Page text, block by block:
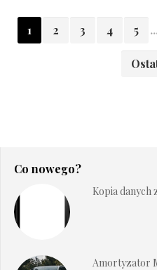
1 2 3 4 5
Co nowego?
Kopia
Amortyzator